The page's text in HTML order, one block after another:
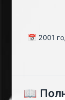
📅 2001
📖